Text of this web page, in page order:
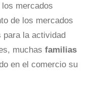
mercados
de los mercados
para la actividad
muchas familias
en el comercio su